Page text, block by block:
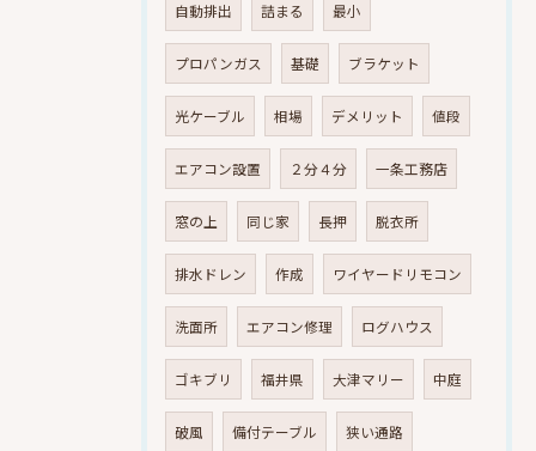
自動排出 詰まる 最小
プロパンガス 基礎 ブラケット
光ケーブル 相場 デメリット 値段
エアコン設置 ２分４分 一条工務店
窓の上 同じ家 長押 脱衣所
排水ドレン 作成 ワイヤードリモコン
洗面所 エアコン修理 ログハウス
ゴキブリ 福井県 大津マリー 中庭
破風 備付テーブル 狭い通路